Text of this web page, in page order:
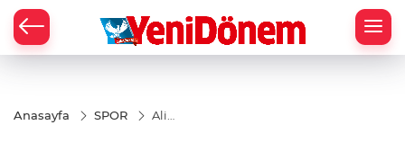
Anasayfa SPOR
Ali